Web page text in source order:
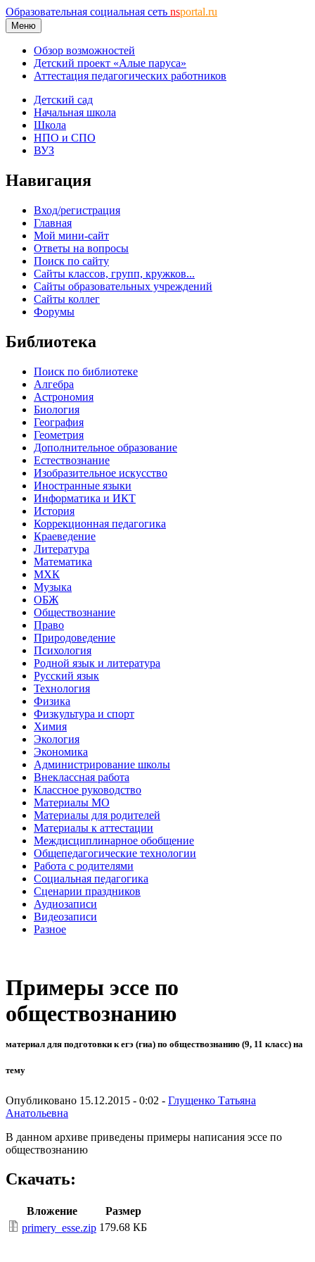
Образовательная социальная сеть nsportal.ru
Меню
Обзор возможностей
Детский проект «Алые паруса»
Аттестация педагогических работников
Детский сад
Начальная школа
Школа
НПО и СПО
ВУЗ
Навигация
Вход/регистрация
Главная
Мой мини-сайт
Ответы на вопросы
Поиск по сайту
Сайты классов, групп, кружков...
Сайты образовательных учреждений
Сайты коллег
Форумы
Библиотека
Поиск по библиотеке
Алгебра
Астрономия
Биология
География
Геометрия
Дополнительное образование
Естествознание
Изобразительное искусство
Иностранные языки
Информатика и ИКТ
История
Коррекционная педагогика
Краеведение
Литература
Математика
МХК
Музыка
ОБЖ
Обществознание
Право
Природоведение
Психология
Родной язык и литература
Русский язык
Технология
Физика
Физкультура и спорт
Химия
Экология
Экономика
Администрирование школы
Внеклассная работа
Классное руководство
Материалы МО
Материалы для родителей
Материалы к аттестации
Междисциплинарное обобщение
Общепедагогические технологии
Работа с родителями
Социальная педагогика
Сценарии праздников
Аудиозаписи
Видеозаписи
Разное
Примеры эссе по
обществознанию
материал для подготовки к егэ (гиа) по обществознанию (9, 11 класс) на
тему
Опубликовано 15.12.2015 - 0:02 - Глущенко Татьяна
Анатольевна
В данном архиве приведены примеры написания эссе по
обществознанию
Скачать:
Вложение
Размер
primery_esse.zip 179.68 КБ